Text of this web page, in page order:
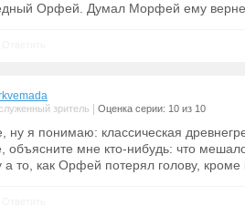
Орфей. Думал Морфей ему
зритель Оценка серии: 10 из 10
ну я понимаю: классическая
объясните мне кто-нибудь: что
а то, как Орфей потерял голову, кроме